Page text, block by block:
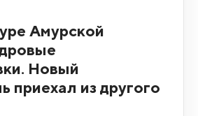
Амурской
Новый
приехал из другого